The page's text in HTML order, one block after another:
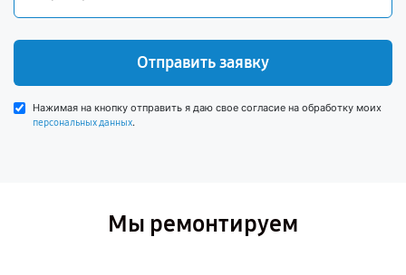
Отправить заявку
Нажимая на кнопку отправить я даю свое согласие на обработку моих
персональных данных.
Мы ремонтируем